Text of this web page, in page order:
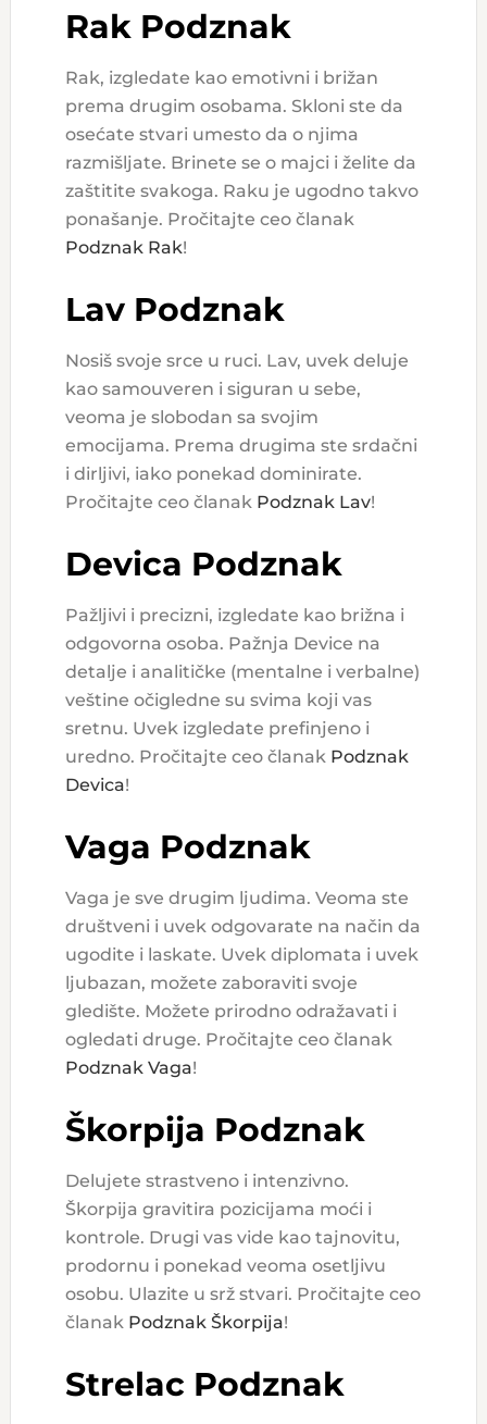
Rak Podznak
Rak, izgledate kao emotivni i brižan
prema drugim osobama. Skloni ste da
osećate stvari umesto da o njima
razmišljate. Brinete se o majci i želite da
zaštitite svakoga. Raku je ugodno takvo
ponašanje. Pročitajte ceo članak
Podznak Rak!
Lav Podznak
Nosiš svoje srce u ruci. Lav, uvek deluje
kao samouveren i siguran u sebe,
veoma je slobodan sa svojim
emocijama. Prema drugima ste srdačni
i dirljivi, iako ponekad dominirate.
Pročitajte ceo članak Podznak Lav!
Devica Podznak
Pažljivi i precizni, izgledate kao brižna i
odgovorna osoba. Pažnja Device na
detalje i analitičke (mentalne i verbalne)
veštine očigledne su svima koji vas
sretnu. Uvek izgledate prefinjeno i
uredno. Pročitajte ceo članak Podznak
Devica!
Vaga Podznak
Vaga je sve drugim ljudima. Veoma ste
društveni i uvek odgovarate na način da
ugodite i laskate. Uvek diplomata i uvek
ljubazan, možete zaboraviti svoje
gledište. Možete prirodno odražavati i
ogledati druge. Pročitajte ceo članak
Podznak Vaga!
Škorpija Podznak
Delujete strastveno i intenzivno.
Škorpija gravitira pozicijama moći i
kontrole. Drugi vas vide kao tajnovitu,
prodornu i ponekad veoma osetljivu
osobu. Ulazite u srž stvari. Pročitajte ceo
članak Podznak Škorpija!
Strelac Podznak